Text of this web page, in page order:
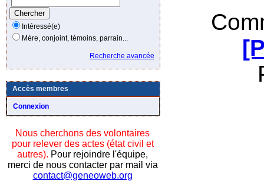
Intéressé(e)
Mère, conjoint, témoins, parrain...
Recherche avancée
Accès membres
Connexion
Nous cherchons des volontaires
pour relever des actes (état civil et
autres). Pour rejoindre l'équipe,
merci de nous contacter par mail via
contact@geneoweb.org